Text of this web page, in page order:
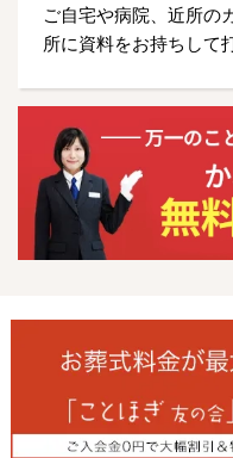
ご自宅や病院、近所の
所に資料をお持ちして